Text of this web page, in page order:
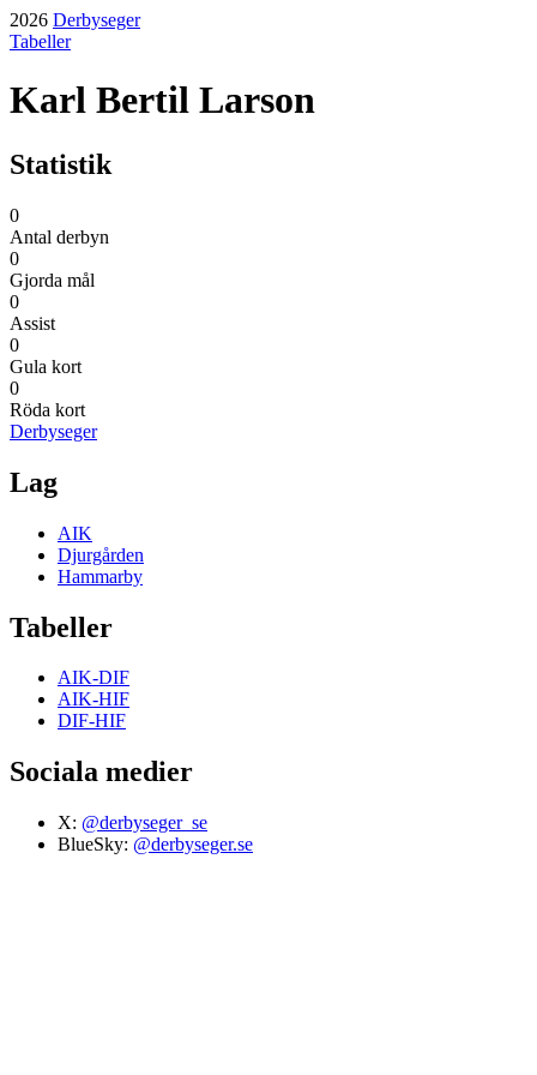
2026 Derbyseger
Tabeller
Karl Bertil Larson
Statistik
0
Antal derbyn
0
Gjorda mål
0
Assist
0
Gula kort
0
Röda kort
Derbyseger
Lag
AIK
Djurgården
Hammarby
Tabeller
AIK-DIF
AIK-HIF
DIF-HIF
Sociala medier
X: @derbyseger_se
BlueSky: @derbyseger.se